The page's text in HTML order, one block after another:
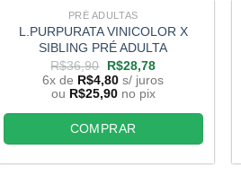
PRÉ ADULTAS
L.PURPURATA VINICOLOR X
SIBLING PRÉ ADULTA
R$36,90 O
preço
original
era:
R$36,90.
R$28,78O
preço
atual
é:
R$28,78.
6x de R$4,80 s/ juros
ou R$25,90 no pix
COMPRAR